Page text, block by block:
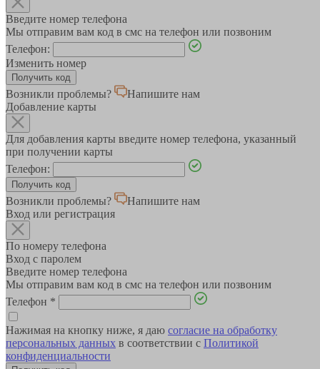
Введите номер телефона
Мы отправим вам код в смс на телефон или позвоним
Телефон:
Изменить номер
Возникли проблемы?
Напишите нам
Добавление карты
Для добавления карты введите номер телефона, указанный
при получении карты
Телефон:
Возникли проблемы?
Напишите нам
Вход или регистрация
По номеру телефона
Вход с паролем
Введите номер телефона
Мы отправим вам код в смс на телефон или позвоним
Телефон *
Нажимая на кнопку ниже, я даю согласие на обработку
персональных данных в соответствии с Политикой
конфиденциальности